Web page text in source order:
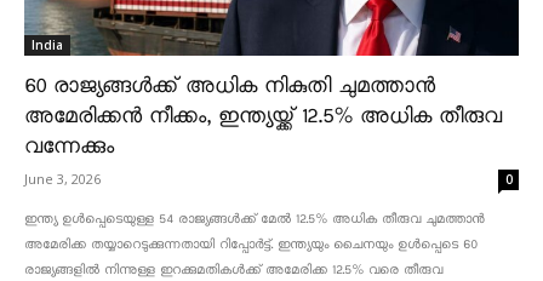
India
60 രാജ്യങ്ങൾക്ക് അധിക നികുതി ചുമത്താൻ
അമേരിക്കൻ നീക്കം, ഇന്ത്യയ്ക്ക് 12.5% അധിക തീരുവ
വന്നേക്കും
June 3, 2026 0
ഇന്ത്യ ഉൾപ്പെടെയുള്ള 54 രാജ്യങ്ങൾക്ക് മേൽ 12.5% അധിക തീരുവ ചുമത്താൻ
അമേരിക്ക തയ്യാറെടുക്കുന്നതായി റിപ്പോർട്ട്. ഇന്ത്യയും ചൈനയും ഉൾപ്പെടെ 60
രാജ്യങ്ങളിൽ നിന്നുള്ള ഇറക്കുമതികൾക്ക് അമേരിക്ക 12.5% ​​വരെ തീരുവ